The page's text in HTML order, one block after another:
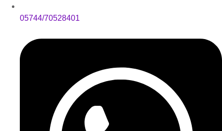
05744/70528401